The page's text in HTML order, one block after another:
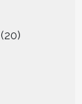
20
producten